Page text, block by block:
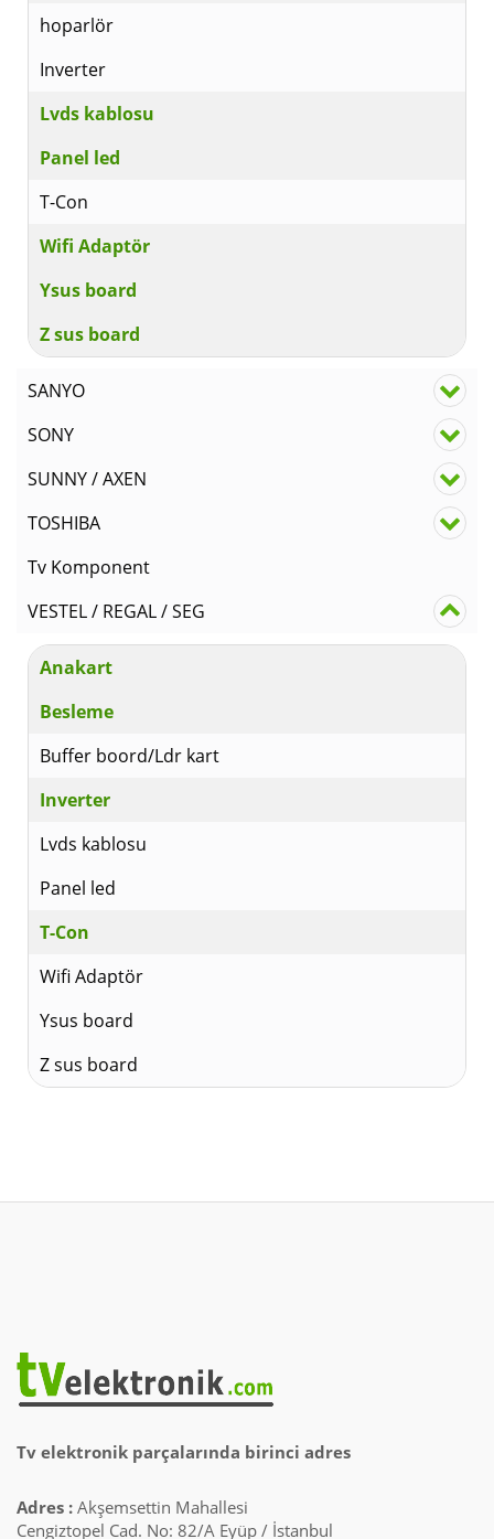
hoparlör
Inverter
Lvds kablosu
Panel led
T-Con
Wifi Adaptör
Ysus board
Z sus board
SANYO
SONY
SUNNY / AXEN
TOSHIBA
Tv Komponent
VESTEL / REGAL / SEG
Anakart
Besleme
Buffer boord/Ldr kart
Inverter
Lvds kablosu
Panel led
T-Con
Wifi Adaptör
Ysus board
Z sus board
Tv elektronik parçalarında birinci adres
Adres : Akşemsettin Mahallesi
Cengiztopel Cad. No: 82/A Eyüp / İstanbul